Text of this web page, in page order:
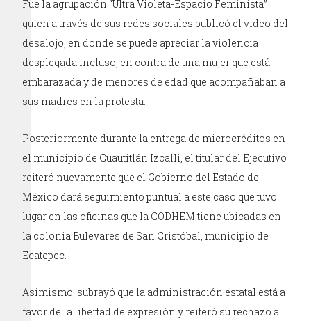
Fue la agrupación “Ultra Violeta-Espacio Feminista”
quien a través de sus redes sociales publicó el video del
desalojo, en donde se puede apreciar la violencia
desplegada incluso, en contra de una mujer que está
embarazada y de menores de edad que acompañaban a
sus madres en la protesta.
Posteriormente durante la entrega de microcréditos en
el municipio de Cuautitlán Izcalli, el titular del Ejecutivo
reiteró nuevamente que el Gobierno del Estado de
México dará seguimiento puntual a este caso que tuvo
lugar en las oficinas que la CODHEM tiene ubicadas en
la colonia Bulevares de San Cristóbal, municipio de
Ecatepec.
Asimismo, subrayó que la administración estatal está a
favor de la libertad de expresión y reiteró su rechazo a